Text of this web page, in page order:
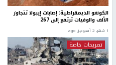
الكونغو الديمقراطية: إصابات إيبولا تتجاوز
الألف والوفيات ترتفع إلى 267
1 شهر، 2 أسبوعين ago
تصريحات خاصة